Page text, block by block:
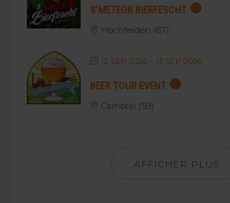
S’METEOR BIERFESCHT
Hochfelden (67)
12 SEP 2026- 13 SEP 2026
BEER TOUR EVENT
Cambrai (59)
AFFICHER PLUS